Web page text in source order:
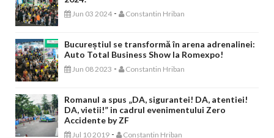
Jun 03 2024 - Constantin Hriban
Bucureștiul se transformă în arena adrenalinei:
Auto Total Business Show la Romexpo!
Jun 08 2023 - Constantin Hriban
Romanul a spus „DA, sigurantei! DA, atentiei!
DA, vietii!” in cadrul evenimentului Zero
Accidente by ZF
Jul 10 2019 - Constantin Hriban